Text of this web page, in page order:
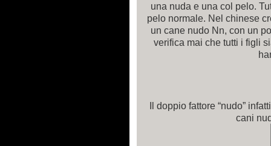
una nuda e una col pelo.
pelo normale. Nel chinese
un cane nudo Nn, con un
verifica mai che tutti i figli
Il doppio fattore “nudo”
cani